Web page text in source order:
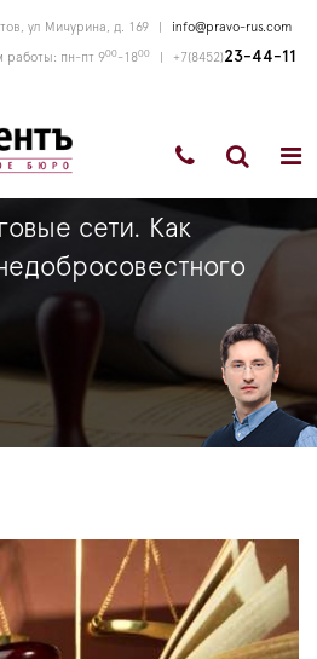
ул Мичурина, д. 169 info@pravo-rus.com
работы: пн-пт 900-1800 +7(8452)23-44-11
сети. Как